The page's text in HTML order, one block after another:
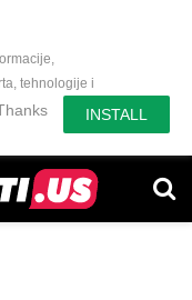
tehnologije i
INSTALL